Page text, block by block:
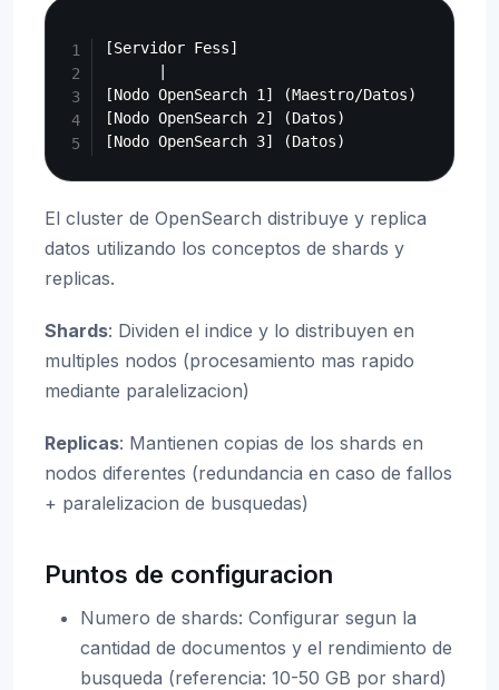
[Servidor Fess]
[Nodo OpenSearch 1] (Maestro/Datos)
[Nodo OpenSearch 2] (Datos)
El cluster de OpenSearch distribuye y replica
datos utilizando los conceptos de shards y
replicas.
Shards: Dividen el indice y lo distribuyen en
multiples nodos (procesamiento mas rapido
mediante paralelizacion)
Replicas: Mantienen copias de los shards en
nodos diferentes (redundancia en caso de fallos
+ paralelizacion de busquedas)
Puntos de configuracion
Numero de shards: Configurar segun la
cantidad de documentos y el rendimiento de
busqueda (referencia: 10-50 GB por shard)